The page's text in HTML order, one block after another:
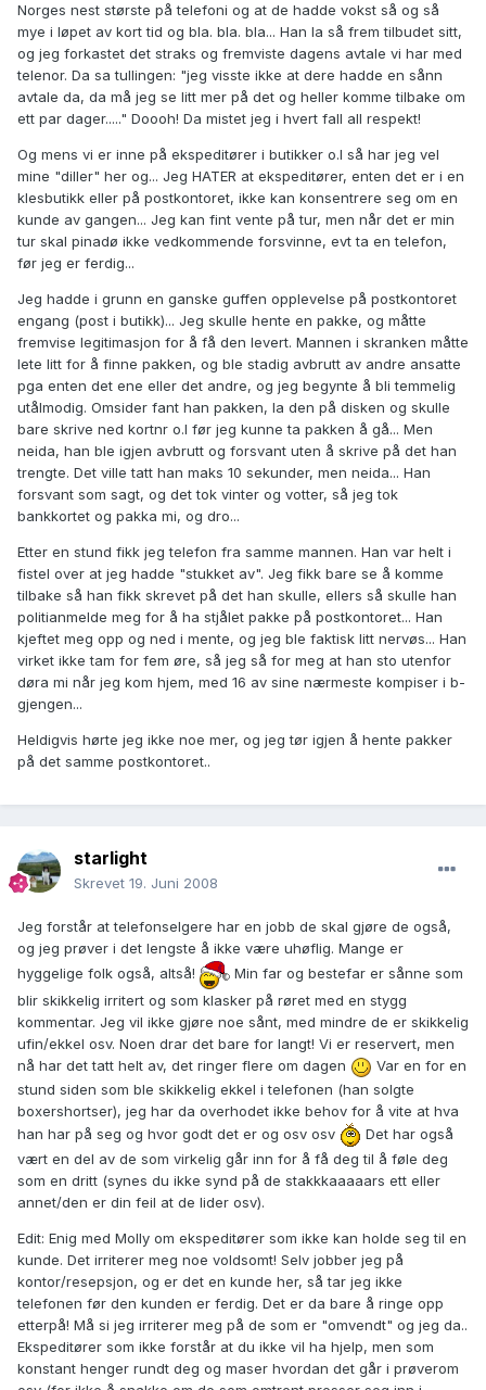
Norges nest største på telefoni og at de hadde vokst så og så
mye i løpet av kort tid og bla. bla. bla... Han la så frem tilbudet sitt,
og jeg forkastet det straks og fremviste dagens avtale vi har med
telenor. Da sa tullingen: "jeg visste ikke at dere hadde en sånn
avtale da, da må jeg se litt mer på det og heller komme tilbake om
ett par dager....." Doooh! Da mistet jeg i hvert fall all respekt!
Og mens vi er inne på ekspeditører i butikker o.l så har jeg vel
mine "diller" her og... Jeg HATER at ekspeditører, enten det er i en
klesbutikk eller på postkontoret, ikke kan konsentrere seg om en
kunde av gangen... Jeg kan fint vente på tur, men når det er min
tur skal pinadø ikke vedkommende forsvinne, evt ta en telefon,
før jeg er ferdig...
Jeg hadde i grunn en ganske guffen opplevelse på postkontoret
engang (post i butikk)... Jeg skulle hente en pakke, og måtte
fremvise legitimasjon for å få den levert. Mannen i skranken måtte
lete litt for å finne pakken, og ble stadig avbrutt av andre ansatte
pga enten det ene eller det andre, og jeg begynte å bli temmelig
utålmodig. Omsider fant han pakken, la den på disken og skulle
bare skrive ned kortnr o.l før jeg kunne ta pakken å gå... Men
neida, han ble igjen avbrutt og forsvant uten å skrive på det han
trengte. Det ville tatt han maks 10 sekunder, men neida... Han
forsvant som sagt, og det tok vinter og votter, så jeg tok
bankkortet og pakka mi, og dro...
Etter en stund fikk jeg telefon fra samme mannen. Han var helt i
fistel over at jeg hadde "stukket av". Jeg fikk bare se å komme
tilbake så han fikk skrevet på det han skulle, ellers så skulle han
politianmelde meg for å ha stjålet pakke på postkontoret... Han
kjeftet meg opp og ned i mente, og jeg ble faktisk litt nervøs... Han
virket ikke tam for fem øre, så jeg så for meg at han sto utenfor
døra mi når jeg kom hjem, med 16 av sine nærmeste kompiser i b-
gjengen...
Heldigvis hørte jeg ikke noe mer, og jeg tør igjen å hente pakker
på det samme postkontoret..
starlight
Skrevet 19. Juni 2008
Jeg forstår at telefonselgere har en jobb de skal gjøre de også,
og jeg prøver i det lengste å ikke være uhøflig. Mange er
hyggelige folk også, altså!
Min far og bestefar er sånne som
blir skikkelig irritert og som klasker på røret med en stygg
kommentar. Jeg vil ikke gjøre noe sånt, med mindre de er skikkelig
ufin/ekkel osv. Noen drar det bare for langt! Vi er reservert, men
nå har det tatt helt av, det ringer flere om dagen
Var en for en
stund siden som ble skikkelig ekkel i telefonen (han solgte
boxershortser), jeg har da overhodet ikke behov for å vite at hva
han har på seg og hvor godt det er og osv osv
Det har også
vært en del av de som virkelig går inn for å få deg til å føle deg
som en dritt (synes du ikke synd på de stakkkaaaaars ett eller
annet/den er din feil at de lider osv).
Edit: Enig med Molly om ekspeditører som ikke kan holde seg til en
kunde. Det irriterer meg noe voldsomt! Selv jobber jeg på
kontor/resepsjon, og er det en kunde her, så tar jeg ikke
telefonen før den kunden er ferdig. Det er da bare å ringe opp
etterpå! Må si jeg irriterer meg på de som er "omvendt" og jeg da..
Ekspeditører som ikke forstår at du ikke vil ha hjelp, men som
konstant henger rundt deg og maser hvordan det går i prøverom